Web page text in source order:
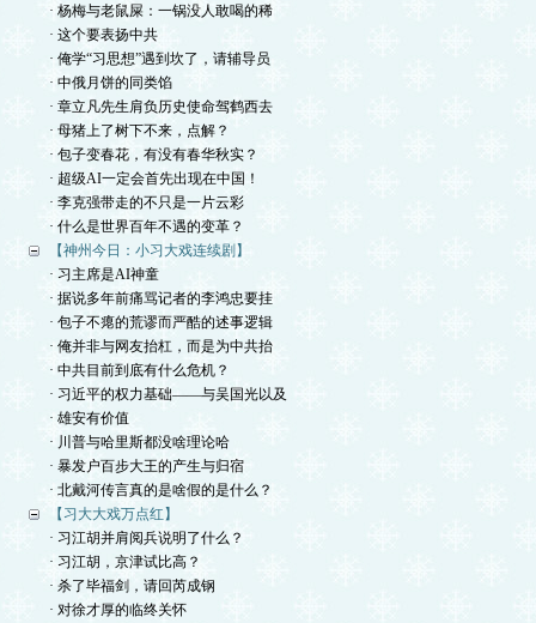
· 杨梅与老鼠屎：一锅没人敢喝的稀
· 这个要表扬中共
· 俺学“习思想”遇到坎了，请辅导员
· 中俄月饼的同类馅
· 章立凡先生肩负历史使命驾鹤西去
· 母猪上了树下不来，点解？
· 包子变春花，有没有春华秋实？
· 超级AI一定会首先出现在中国！
· 李克强带走的不只是一片云彩
· 什么是世界百年不遇的变革？
【神州今日：小习大戏连续剧】
· 习主席是AI神童
· 据说多年前痛骂记者的李鸿忠要挂
· 包子不瘪的荒谬而严酷的述事逻辑
· 俺并非与网友抬杠，而是为中共抬
· 中共目前到底有什么危机？
· 习近平的权力基础——与吴国光以及
· 雄安有价值
· 川普与哈里斯都没啥理论哈
· 暴发户百步大王的产生与归宿
· 北戴河传言真的是啥假的是什么？
【习大大戏万点红】
· 习江胡并肩阅兵说明了什么？
· 习江胡，京津试比高？
· 杀了毕福剑，请回芮成钢
· 对徐才厚的临终关怀